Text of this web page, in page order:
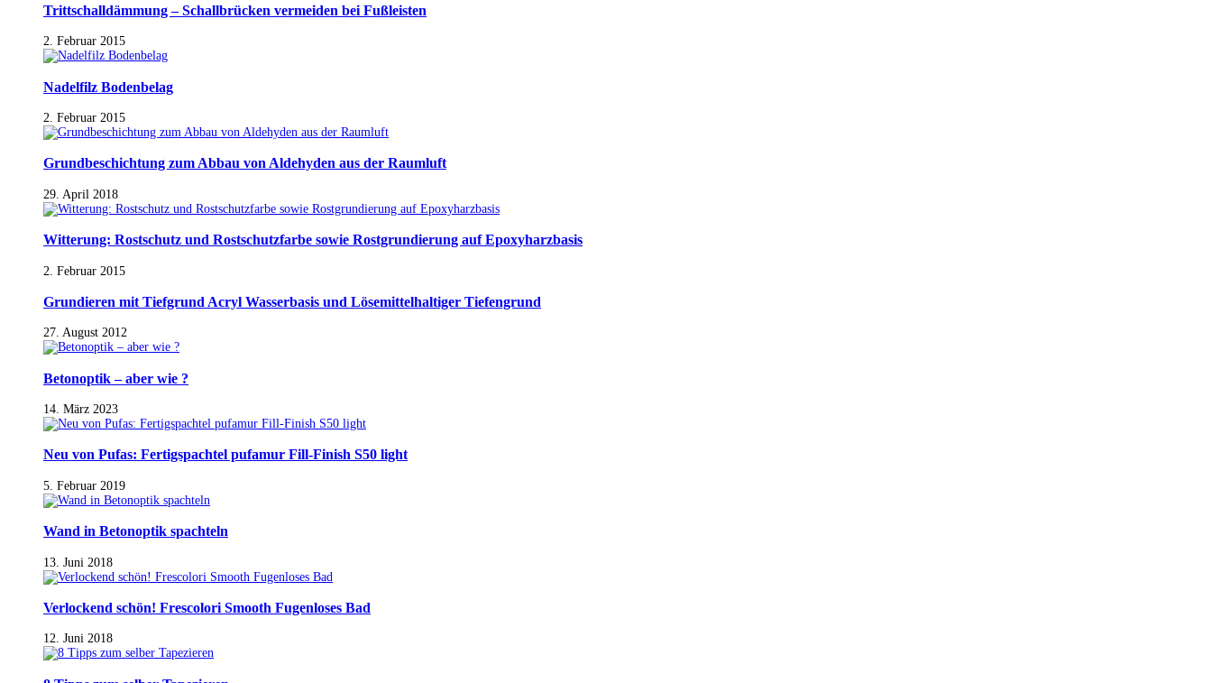
Trittschalldämmung – Schallbrücken vermeiden bei Fußleisten
2. Februar 2015
Nadelfilz Bodenbelag
2. Februar 2015
Grundbeschichtung zum Abbau von Aldehyden aus der Raumluft
29. April 2018
Witterung: Rostschutz und Rostschutzfarbe sowie Rostgrundierung auf Epoxyharzbasis
2. Februar 2015
Grundieren mit Tiefgrund Acryl Wasserbasis und Lösemittelhaltiger Tiefengrund
27. August 2012
Betonoptik – aber wie ?
14. März 2023
Neu von Pufas: Fertigspachtel pufamur Fill-Finish S50 light
5. Februar 2019
Wand in Betonoptik spachteln
13. Juni 2018
Verlockend schön! Frescolori Smooth Fugenloses Bad
12. Juni 2018